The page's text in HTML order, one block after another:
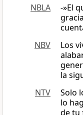
NBLA
-»El
NBV
Los
la
NTV
Solo
lo
de tu